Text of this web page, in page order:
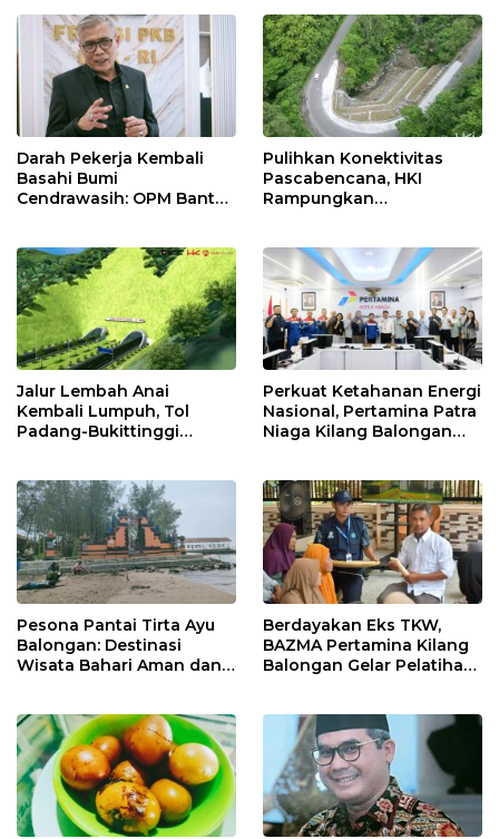
Keselamatan Kerja
Darah Pekerja Kembali
Basahi Bumi
Cendrawasih: OPM Bantai
Pulihkan Konektivitas
Pascabencana, HKI
Rampungkan
Jalur Lembah Anai
Kembali Lumpuh, Tol
Padang-Bukittinggi
Perkuat Ketahanan Energi
Nasional, Pertamina Patra
Niaga Kilang Balongan
Pesona Pantai Tirta Ayu
Balongan: Destinasi
Wisata Bahari Aman dan
Berdayakan Eks TKW,
BAZMA Pertamina Kilang
Balongan Gelar Pelatihan
Rawadalem